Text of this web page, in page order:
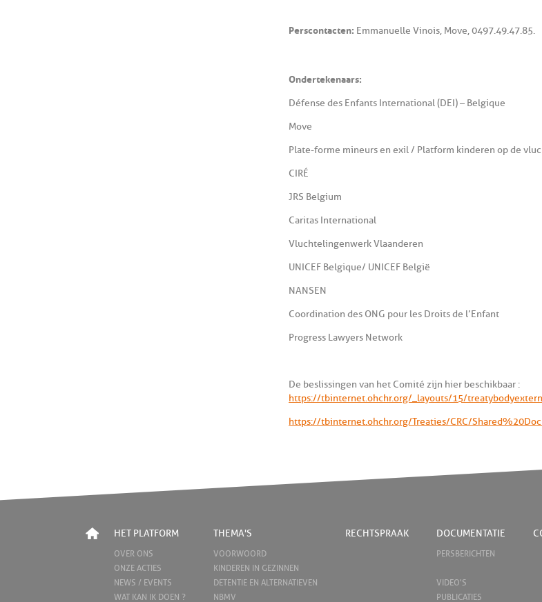
Perscontacten: Emmanuelle Vinois, Move, 0497.49.47.85.
Ondertekenaars :
Défense des Enfants International (DEI) – Belgique
Move
Plate-forme mineurs en exil / Platform kinderen op de
CIRÉ
JRS Belgium
Caritas International
Vluchtelingenwerk Vlaanderen
UNICEF Belgique/ UNICEF België
NANSEN
Coordination des ONG pour les Droits de l’Enfant
Progress Lawyers Network
De beslissingen van het Comité zijn hier beschikbaar :
https://tbinternet.ohchr.org/_layouts/15/
https://tbinternet.ohchr.org/Treaties/CRC/
HET PLATFORM
OVER ONS
ONZE ACTIES
NEWS / EVENTS
WAT KAN IK DOEN ?
THEMA'S
VOORWOORD
KINDEREN IN GEZINNEN
DETENTIE EN ALTERNATIEVEN
NBMV
RECHTSPRAAK DOCUMENTATIE
PERSBERICHTEN
VIDEO'S
PUBLICATIES